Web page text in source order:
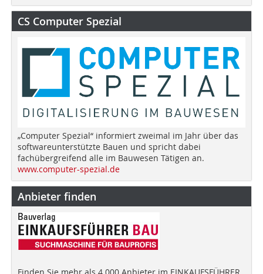
CS Computer Spezial
„Computer Spezial“ informiert zweimal im Jahr über das
softwareunterstützte Bauen und spricht dabei
fachübergreifend alle im Bauwesen Tätigen an.
www.computer-spezial.de
Anbieter finden